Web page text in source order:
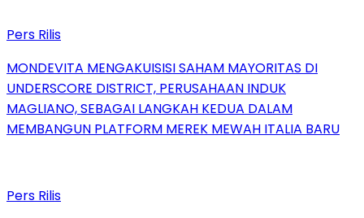
Pers Rilis
MONDEVITA MENGAKUISISI SAHAM MAYORITAS DI
UNDERSCORE DISTRICT, PERUSAHAAN INDUK
MAGLIANO, SEBAGAI LANGKAH KEDUA DALAM
MEMBANGUN PLATFORM MEREK MEWAH ITALIA BARU
Pers Rilis